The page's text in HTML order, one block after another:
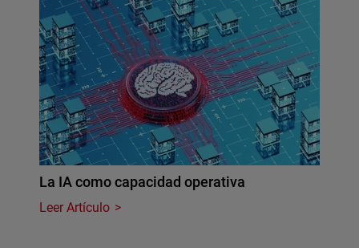
La IA como capacidad operativa
Leer Artículo